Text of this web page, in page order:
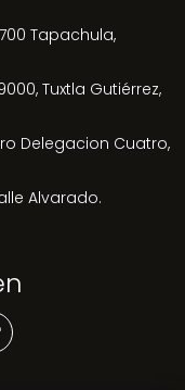
Tapachula,
Tuxtla Gutiérrez,
Delegacion Cuatro,
Alvarado.